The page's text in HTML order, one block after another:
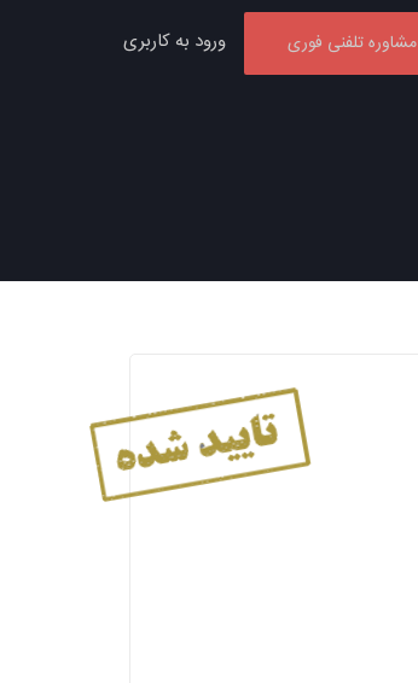
مشاوره تلفنی فوری ورود به کاربری